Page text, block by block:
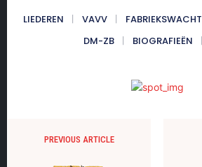
LIEDEREN VAVV FABRIEKSWACHT
DM-ZB
BIOGRAFIEËN
PREVIOUS ARTICLE